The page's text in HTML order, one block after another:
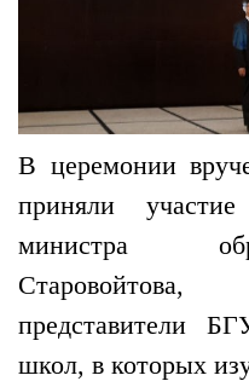
В церемонии
приняли
министра
представители
школ, в которых